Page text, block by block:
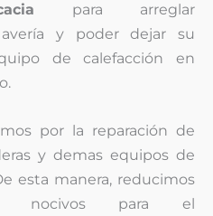
para arreglar
y poder dejar su
de calefacción en
por la reparación de
y demas equipos de
esta manera, reducimos
nocivos para el